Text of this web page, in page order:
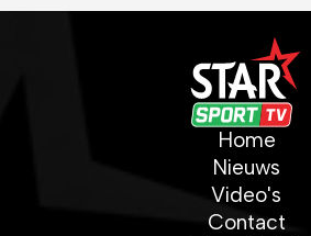
Home
Nieuws
Video's
Contact